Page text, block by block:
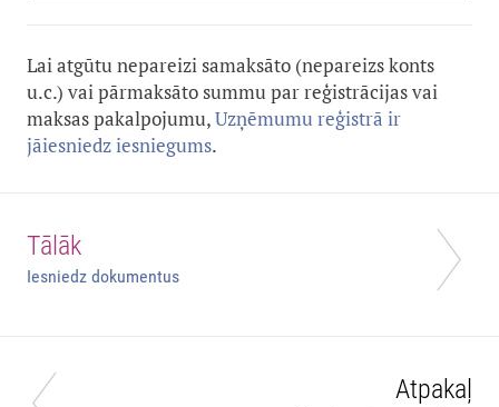
Lai atgūtu nepareizi samaksāto (nepareizs konts
u.c.) vai pārmaksāto summu par reģistrācijas vai
maksas pakalpojumu,Uzņēmumu reģistrā ir
jāiesniedz iesniegums.
Tālāk
Iesniedz dokumentus
Atpakaļ